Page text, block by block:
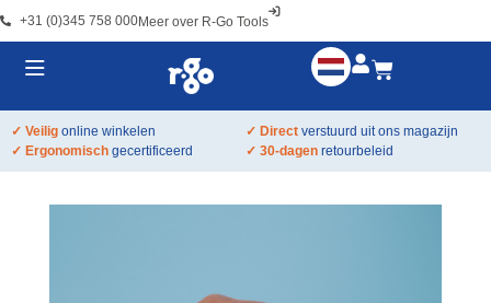
+31 (0)345 758 000Meer over R-Go Tools
✓ Veilig online winkelen ✓ Direct verstuurd uit ons magazijn
✓ Ergonomisch gecertificeerd ✓ 30-dagen retourbeleid